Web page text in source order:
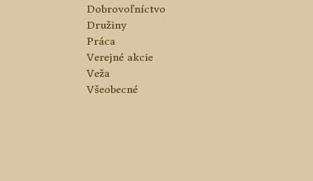
Dobrovoľníctvo
Družiny
Práca
Verejné akcie
Veža
Všeobecné